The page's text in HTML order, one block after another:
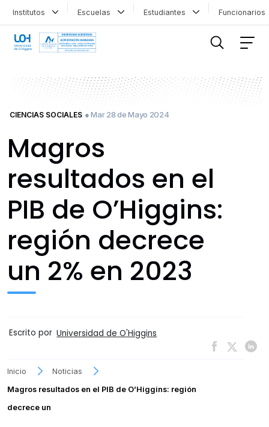
Institutos Escuelas Estudiantes
CIENCIAS SOCIALES ● Mar 28 de Mayo 2024
Magros
resultados en el
PIB de O’Higgins:
región decrece
un 2% en 2023
Escrito por Universidad de O'Higgins
Inicio
Noticias
Magros resultados en el PIB de O’Higgins: región
decrece un